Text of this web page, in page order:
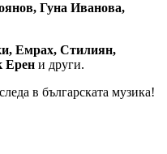
Гуна Иванова,
Емрах, Стилиян,
Ерен и други.
в българската музика!